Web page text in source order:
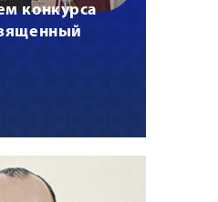
конкурса